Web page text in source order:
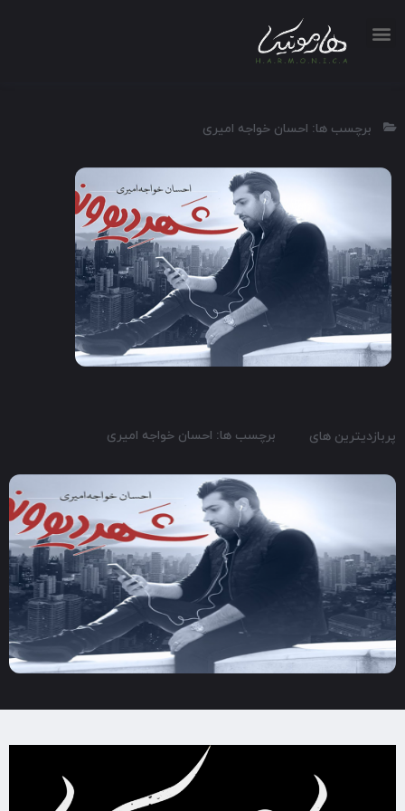
برچسب ها: احسان خواجه امیری
پربازدیترین های برچسب ها: احسان خواجه امیری